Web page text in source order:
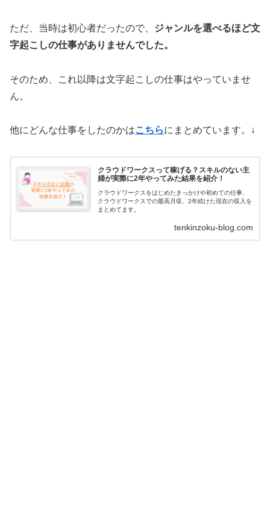
ただ、当時は初心者だったので、 ジャンルを選べるほど文
字起こしの仕事がありませんでした。
そのため、これ以降は文字起こしの仕事はやっていませ
ん。
他にどんな仕事をしたのかはこちらにまとめています。↓
クラウドワークスって稼げる？スキルのない主
婦が実際に2年やってみた結果を紹介！
クラウドワークスをはじめたきっかけや初めての仕事、
クラウドワークスでの最高月収、2年続けた現在の収入を
まとめてます。
tenkinzoku-blog.com